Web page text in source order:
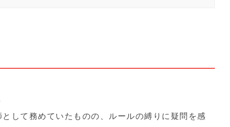
して務めていたものの、ルールの縛りに疑問を感